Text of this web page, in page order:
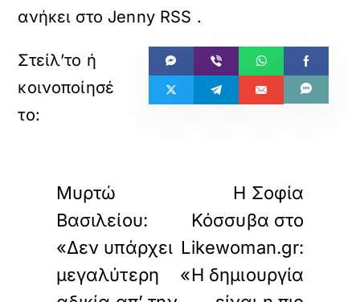
ανήκει στο Jenny RSS .
Μυρτώ
Βασιλείου:
«Δεν υπάρχει
μεγαλύτερη
Η Σοφία
Κόσσυβα στο
Likewoman.gr:
«Η δημιουργία